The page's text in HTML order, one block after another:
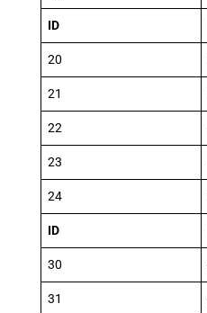
ID
20
21
22
23
24
ID
30
31